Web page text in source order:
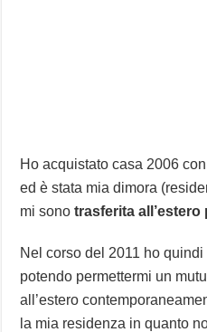
Ho acquistato casa 2006
ed è stata mia dimora
mi sonotrasferita
Nel corso del 2011 ho
potendo permettermi un
all’estero
la mia residenza in quanto